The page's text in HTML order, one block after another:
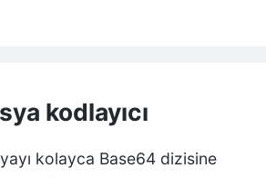
kodlayıcı
kolayca Base64 dizisine